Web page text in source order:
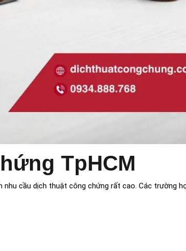
TpHCM
cầu dịch thuật công chứng rất cao. Các trường